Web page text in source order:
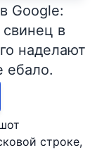
Google:
свинец в
наделают
ебало.
строке,